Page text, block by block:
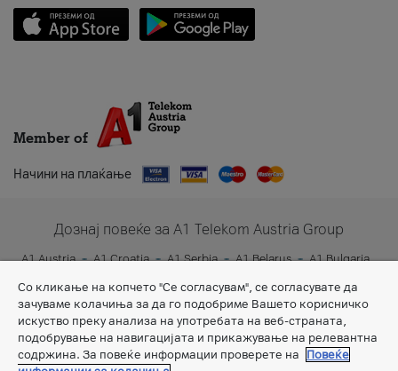
Member of
Начини на плаќање
Дознај повеќе за A1 Telekom Austria Group
A1 Austria A1 Croatia A1 Serbia A1 Belarus
A1 Bulgaria
Со кликање на копчето "Се согласувам", се согласувате да
зачуваме колачиња за да го подобриме Вашето корисничко
искуство преку анализа на употребата на веб-страната,
подобрување на навигацијата и прикажување на релевантна
содржина. За повеќе информации проверете на
Повеќе